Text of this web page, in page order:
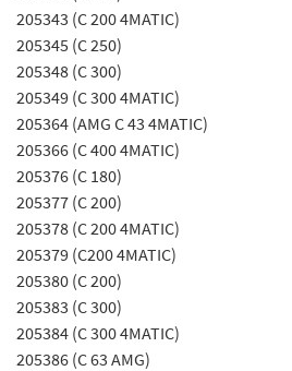
205343 (C 200 4MATIC)
205345 (C 250)
205348 (C 300)
205349 (C 300 4MATIC)
205364 (AMG C 43 4MATIC)
205366 (C 400 4MATIC)
205376 (C 180)
205377 (C 200)
205378 (C 200 4MATIC)
205379 (C200 4MATIC)
205380 (C 200)
205383 (C 300)
205384 (C 300 4MATIC)
205386 (C 63 AMG)